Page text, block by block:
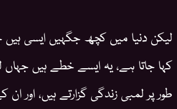
لیکن دنیا میں کچھ جگہیں ایسی ہیں
کہا جاتا ہے، یہ ایسے خطے ہیں